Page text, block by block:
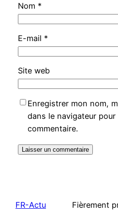
Nom *
E-mail *
Site web
Enregistrer mon nom,
dans le navigateur
commentaire.
FR-Actu Fièrement